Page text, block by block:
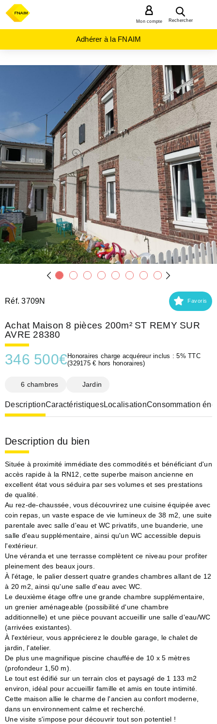
Rechercher
Mon compte
Adhérer à la FNAIM
LOIRE
EURE-
ET-
LOIR
(28)
ST
REMY
SUR
AVRE
(28380)
Réf. 3709N Favoris
Achat Maison 8 pièces 200m² ST REMY SUR
AVRE 28380
346 500€ Honoraires charge acquéreur inclus : 5% TTC
(329175 € hors honoraires)
6 chambres Jardin
DescriptionCaractéristiquesLocalisationConsommation
Description du bien
Située à proximité immédiate des commodités et bénéficiant d'un
accès rapide à la RN12, cette superbe maison ancienne en
excellent état vous séduira par ses volumes et ses prestations
de qualité.
Au rez-de-chaussée, vous découvrirez une cuisine équipée avec
coin repas, un vaste espace de vie lumineux de 38 m2, une suite
parentale avec salle d'eau et WC privatifs, une buanderie, une
salle d'eau supplémentaire, ainsi qu'un WC accessible depuis
l'extérieur.
Une véranda et une terrasse complètent ce niveau pour profiter
pleinement des beaux jours.
À l'étage, le palier dessert quatre grandes chambres allant de 12
à 20 m2, ainsi qu'une salle d'eau avec WC.
Le deuxième étage offre une grande chambre supplémentaire,
un grenier aménageable (possibilité d'une chambre
additionnelle) et une pièce pouvant accueillir une salle d'eau/WC
(arrivées existantes).
À l'extérieur, vous apprécierez le double garage, le chalet de
jardin, l'atelier.
De plus une magnifique piscine chauffée de 10 x 5 mètres
(profondeur 1,50 m).
Le tout est édifié sur un terrain clos et paysagé de 1 133 m2
environ, idéal pour accueillir famille et amis en toute intimité.
Cette maison allie le charme de l'ancien au confort moderne,
dans un environnement calme et recherché.
Une visite s'impose pour découvrir tout son potentiel !